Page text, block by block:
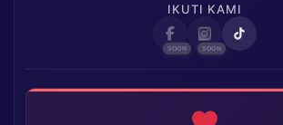
IKUTI KAMI